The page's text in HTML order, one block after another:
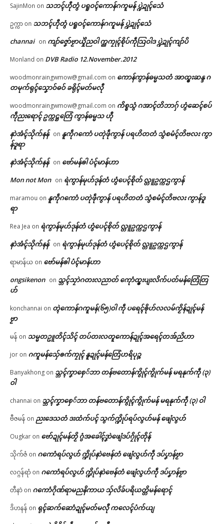
SajinMon on သဘၚ်ဟီုတွံ ပရူဝၚ်ကောန်ဂကူမန် ပ္ဍဲဍုၚ်သေံ
ဥက္ကာ on သဘၚ်ဟီုတွံ ပရူဝၚ်ကောန်ဂကူမန် ပ္ဍဲဍုၚ်သေံ
channai on ကျာ်ဇၞော်ဗၟာယှိုဲညဝါ က္ညကၠုၚ်စိုပ်ကဵုသြဝါဒ ပ္ဍဲဍုၚ်ကျာ်ပိ
Monland on DVB Radio 12.November.2012
woodmonraingwmow@gmail.com on ကောန်ကွာန်ဓမ္မသတံ အာထ္ၜးဆန္ဒ ဂ
တမုက်ရုၚ်သၞောဝ်ဓဝ် ခရိုၚ်မတ်မလီု
woodmonraingwmow@gmail.com on ကိစ္စသွံ ဂအာၚ်တိဘာဂှ် ဟွံဆေၚ်စပ်
ကဵုညးရောၚ် ဥက္ကဋ္ဌတြေံ ကွာန်ဓမ္မသ ဟီု
နာဲအံၚ်သိုက်နန် on နူကဵုဂကောံ ပတုဲဖဵုကွာန် ပရဟိတတံ သွံစမံၚ်တိဗလး ကွာ
န်ဒူရာ
နာဲအံၚ်သိုက်နန် on ဗော်မန်ၜါ ပံၚ်မာန်ဟာ
Mon not Mon on ရဲကွာန်မုဟ်ဒုန်တံ ဟွံပေၚ်စိုတ် လ္တူဥက္ကဌကွာန်
maramou on နူကဵုဂကောံ ပတုဲဖဵုကွာန် ပရဟိတတံ သွံစမံၚ်တိဗလး ကွာန်ဒူ
ရာ
Rea Jea on ရဲကွာန်မုဟ်ဒုန်တံ ဟွံပေၚ်စိုတ် လ္တူဥက္ကဌကွာန်
နာဲအံၚ်သိုက်နန် on ရဲကွာန်မုဟ်ဒုန်တံ ဟွံပေၚ်စိုတ် လ္တူဥက္ကဌကွာန်
ရာမာန်ယ on ဗော်မန်ၜါ ပံၚ်မာန်ဟာ
ongsikenon on သ္ဘၚ်သၠာဲဂတးလညာတ် ကေုာံထ္ၜးပျးလိက်ပတ်မန်တြေံတြ
ဟ်
konchannai on တ္ၚဲကောန်ဂကူမန်(၆၅)ဝါ ကဵု ပရေၚ်ၜိုဟ်လလမ်ကၟိန်ဍုၚ်မန်
ဗၟာ
မန် on သမ္မတဥူတိၚ်သိၚ် တပ်တးလတူကောန်ဍုၚ်အရေၚ်တအ်ညိဟာ
jor on ဂကူမန်​သှ်ေၜက်ကၠုၚ် နူဍုၚ်မန်တြေံဟရိပုဉ္ဇ
Banyakhong on သ္ဘၚ်ကၞာစှေ်ဘာ တန်ဗတောန်ကွိုၚ်ကွိုက်မန် မရနုက်ကဵု (၃)
ဝါ
channai on သ္ဘၚ်ကၞာစှေ်ဘာ တန်ဗတောန်ကွိုၚ်ကွိုက်မန် မရနုက်ကဵု (၃) ဝါ
ဗီဇမန် on ညးဒေသတံ ဒးထံက်ပၚ် သွက်က္ဍိုပ်ရပ်လွဟ်မန် ဖျေံလွဟ်
Ougkar on ဗော်ဍုၚ်မန်တၟိ ဂွံအခေါၚ်ဒၞာဲဖျေံဒပ်ဂၠိုၚ်တိုန်
သိုက်ဇံ on ဂကောံရပ်လွဟ် က္ဍိုပ်နာဲဗေန်တံ ဖျေံလွဟ်ကဵု ဒပ်ပၞာန်ဗၟာ
လဂ္ဂန်ရာံ on ဂကောံရပ်လွဟ် က္ဍိုပ်နာဲဗေန်တံ ဖျေံလွဟ်ကဵု ဒပ်ပၞာန်ဗၟာ
တီနာဲ on ဂကောံဂိုဏ်ရာမညနိကာယ သှ်လိခ်ပရိယတ္တိမန်ရောၚ်
ဒိဟနန် on ရုၚ်ဆက်ဆောံဍုၚ်မတ်မလီု ကလေၚ်ပံက်ယျ